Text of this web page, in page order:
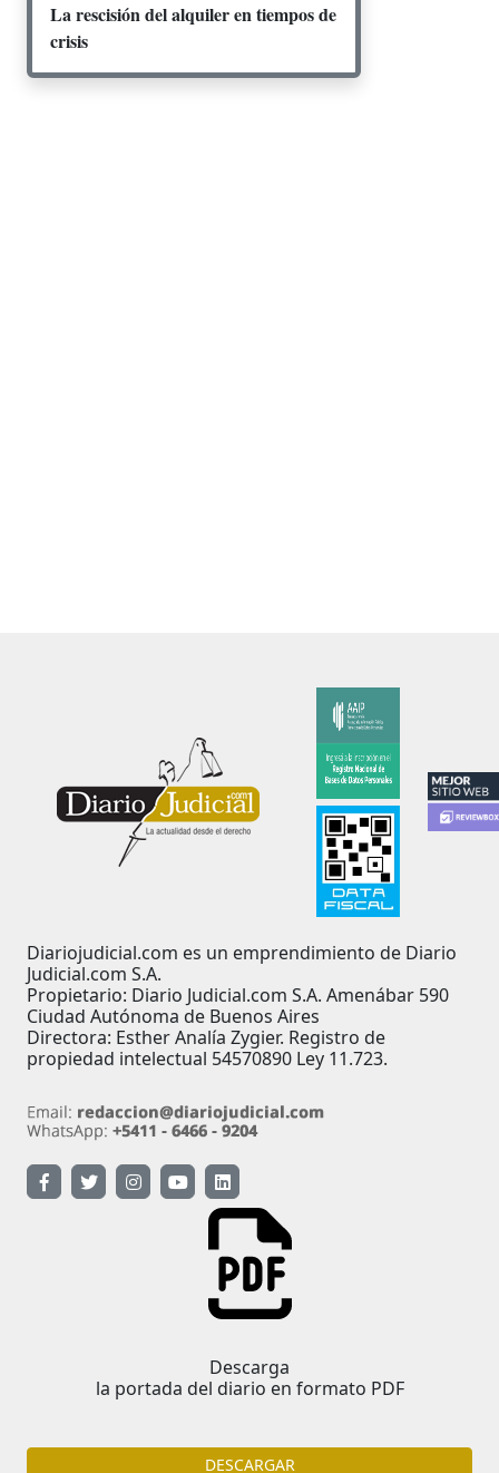
La rescisión del alquiler en tiempos de
crisis
Diariojudicial.com es un emprendimiento de Diario
Judicial.com S.A.
Propietario: Diario Judicial.com S.A. Amenábar 590
Ciudad Autónoma de Buenos Aires
Directora: Esther Analía Zygier. Registro de
propiedad intelectual 54570890 Ley 11.723.
Descarga
la portada del diario en formato PDF
DESCARGAR